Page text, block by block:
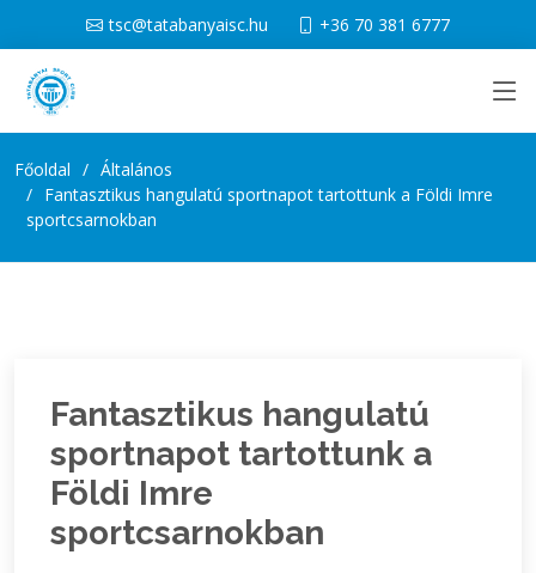
tsc@tatabanyaisc.hu +36 70 381 6777
Főoldal
Általános
Fantasztikus hangulatú sportnapot tartottunk a Földi Imre
sportcsarnokban
Fantasztikus hangulatú
sportnapot tartottunk a
Földi Imre
sportcsarnokban